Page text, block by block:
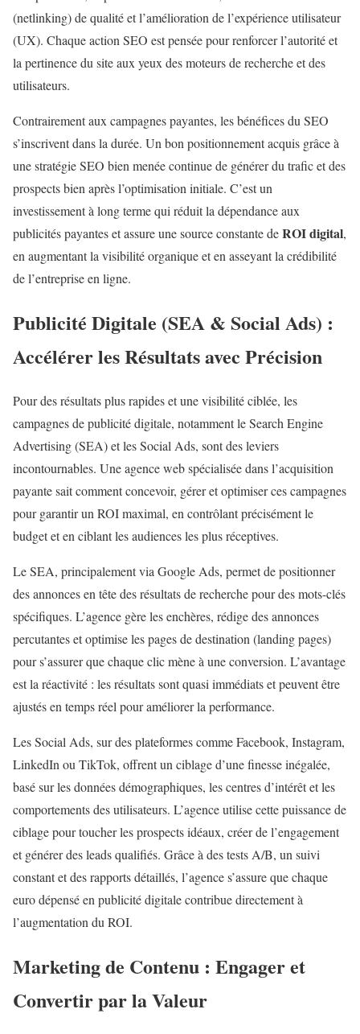
(netlinking) de qualité et l’amélioration de l’expérience utilisateur
(UX). Chaque action SEO est pensée pour renforcer l’autorité et
la pertinence du site aux yeux des moteurs de recherche et des
utilisateurs.
Contrairement aux campagnes payantes, les bénéfices du SEO
s’inscrivent dans la durée. Un bon positionnement acquis grâce à
une stratégie SEO bien menée continue de générer du trafic et des
prospects bien après l’optimisation initiale. C’est un
investissement à long terme qui réduit la dépendance aux
publicités payantes et assure une source constante deROI digital,
en augmentant la visibilité organique et en asseyant la crédibilité
de l’entreprise en ligne.
Publicité Digitale (SEA & Social Ads) :
Accélérer les Résultats avec Précision
Pour des résultats plus rapides et une visibilité ciblée, les
campagnes de publicité digitale, notamment le Search Engine
Advertising (SEA) et les Social Ads, sont des leviers
incontournables. Une agence web spécialisée dans l’acquisition
payante sait comment concevoir, gérer et optimiser ces campagnes
pour garantir un ROI maximal, en contrôlant précisément le
budget et en ciblant les audiences les plus réceptives.
Le SEA, principalement via Google Ads, permet de positionner
des annonces en tête des résultats de recherche pour des mots-clés
spécifiques. L’agence gère les enchères, rédige des annonces
percutantes et optimise les pages de destination (landing pages)
pour s’assurer que chaque clic mène à une conversion. L’avantage
est la réactivité : les résultats sont quasi immédiats et peuvent être
ajustés en temps réel pour améliorer la performance.
Les Social Ads, sur des plateformes comme Facebook, Instagram,
LinkedIn ou TikTok, offrent un ciblage d’une finesse inégalée,
basé sur les données démographiques, les centres d’intérêt et les
comportements des utilisateurs. L’agence utilise cette puissance de
ciblage pour toucher les prospects idéaux, créer de l’engagement
et générer des leads qualifiés. Grâce à des tests A/B, un suivi
constant et des rapports détaillés, l’agence s’assure que chaque
euro dépensé en publicité digitale contribue directement à
l’augmentation du ROI.
Marketing de Contenu : Engager et
Convertir par la Valeur